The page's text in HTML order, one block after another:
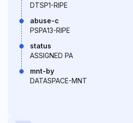
DTSP1-RIPE
abuse-c
PSPA13-RIPE
status
ASSIGNED PA
mnt-by
DATASPACE-MNT